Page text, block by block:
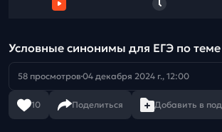
Условные синонимы для ЕГЭ по
58 просмотров 04 декабря 2024 г., 12:00
10 Поделиться Добавить в